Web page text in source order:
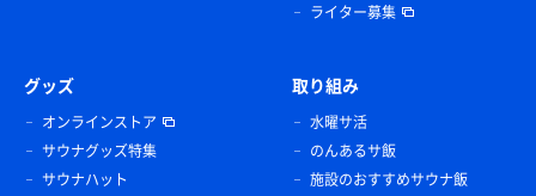
ライター募集
グッズ
オンラインストア
サウナグッズ特集
サウナハット
取り組み
水曜サ活
のんあるサ飯
施設のおすすめサウナ飯